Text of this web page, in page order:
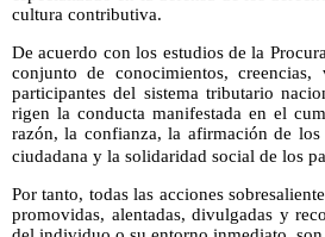
cultura contributiva.
De acuerdo con los estudios de la
conjunto de conocimientos,
participantes del sistema tributario
rigen la conducta manifestada en el
razón, la confianza, la afirmación de
ciudadana y la solidaridad social de los
Por tanto, todas las acciones
promovidas, alentadas, divulgadas y